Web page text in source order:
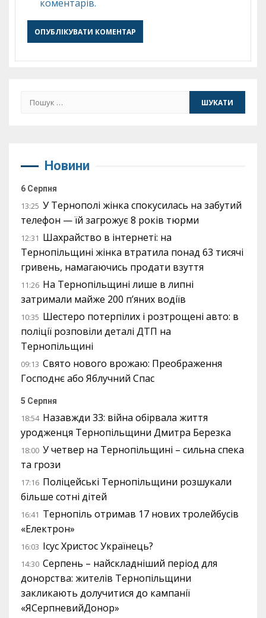
коментарів.
Пошук:
Новини
6 Серпня
13:25 У Тернополі жінка спокусилась на забутий
телефон — їй загрожує 8 років тюрми
12:31 Шахрайство в інтернеті: на
Тернопільщині жінка втратила понад 63 тисячі
гривень, намагаючись продати взуття
11:26 На Тернопільщині лише в липні
затримали майже 200 п’яних водіїв
10:35 Шестеро потерпілих і розтрощені авто: в
поліції розповіли деталі ДТП на
Тернопільщині
09:13 Свято нового врожаю: Преображення
Господнє або Яблучний Спас
5 Серпня
18:54 Назавжди 33: війна обірвала життя
уродженця Тернопільщини Дмитра Березка
18:00 У четвер на Тернопільщині – сильна спека
та грози
17:16 Поліцейські Тернопільщини розшукали
більше сотні дітей
16:41 Тернопіль отримав 17 нових тролейбусів
«Електрон»
16:03 Ісус Христос Українець?
14:30 Серпень – найскладніший період для
донорства: жителів Тернопільщини
закликають долучитися до кампанії
«ЯСерпневийДонор»